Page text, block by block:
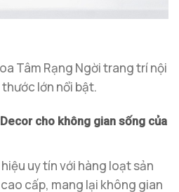
Tâm Rạng Ngời trang trí nội
lớn nổi bật.
cho không gian sống của
uy tín với hàng loạt sản
cấp, mang lại không gian